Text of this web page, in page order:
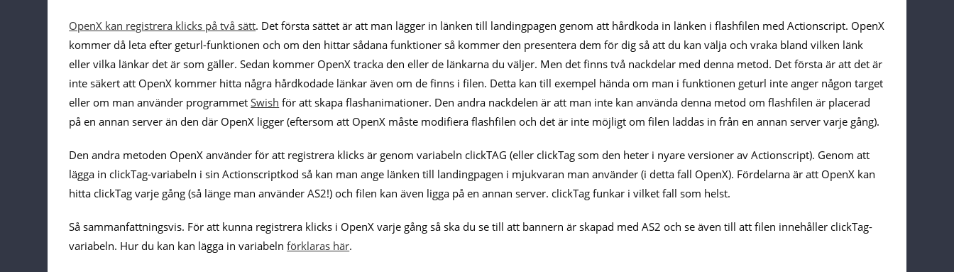
OpenX kan registrera klicks på två sätt. Det första sättet är att man lägger in länken till landingpagen genom att hårdkoda in länken i flashfilen med Actionscript. OpenX
kommer då leta efter geturl-funktionen och om den hittar sådana funktioner så kommer den presentera dem för dig så att du kan välja och vraka bland vilken länk
eller vilka länkar det är som gäller. Sedan kommer OpenX tracka den eller de länkarna du väljer. Men det finns två nackdelar med denna metod. Det första är att det är
inte säkert att OpenX kommer hitta några hårdkodade länkar även om de finns i filen. Detta kan till exempel hända om man i funktionen geturl inte anger någon target
eller om man använder programmetSwish för att skapa flashanimationer. Den andra nackdelen är att man inte kan använda denna metod om flashfilen är placerad
på en annan server än den där OpenX ligger (eftersom att OpenX måste modifiera flashfilen och det är inte möjligt om filen laddas in från en annan server varje gång).
Den andra metoden OpenX använder för att registrera klicks är genom variabeln clickTAG (eller clickTag som den heter i nyare versioner av Actionscript). Genom att
lägga in clickTag-variabeln i sin Actionscriptkod så kan man ange länken till landingpagen i mjukvaran man använder (i detta fall OpenX). Fördelarna är att OpenX kan
hitta clickTag varje gång (så länge man använder AS2!) och filen kan även ligga på en annan server. clickTag funkar i vilket fall som helst.
Så sammanfattningsvis. För att kunna registrera klicks i OpenX varje gång så ska du se till att bannern är skapad med AS2 och se även till att filen innehåller clickTag-
variabeln. Hur du kan kan lägga in variabelnförklaras här.